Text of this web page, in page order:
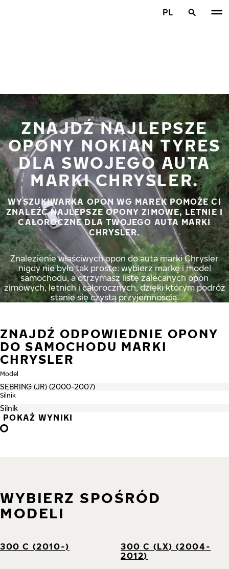
PL
ZNAJDŹ NAJLEPSZE
OPONY NOKIAN TYRES
DLA SWOJEGO AUTA
MARKI CHRYSLER.
WYSZUKIWARKA OPON WG MAREK POMOŻE CI
ZNALEŹĆ NAJLEPSZE OPONY ZIMOWE, LETNIE I
CAŁOROCZNE DLA TWOJEGO AUTA MARKI
CHRYSLER.
Znalezienie właściwych opon do auta marki Chrysler
nigdy nie było tak proste: wybierz markę i model
samochodu, a otrzymasz listę zalecanych opon
zimowych, letnich i całorocznych, dzięki którym podróż
stanie się czystą przyjemnością.
ZNAJDŹ ODPOWIEDNIE OPONY
DO SAMOCHODU MARKI
CHRYSLER
Model
Silnik
POKAŻ WYNIKI
WYBIERZ SPOŚRÓD
MODELI
300 C (2010-)
300 C (LX) (2004-
2012)